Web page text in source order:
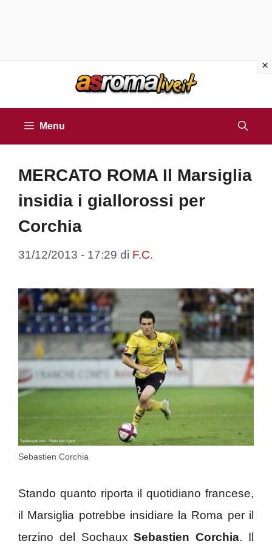
Menu
MERCATO ROMA Il Marsiglia
insidia i giallorossi per
Corchia
31/12/2013 - 17:29 di F.C.
Sebastien Corchia
Stando quanto riporta il quotidiano francese,
il Marsiglia potrebbe insidiare la Roma per il
terzino del SochauxSebastien Corchia. Il